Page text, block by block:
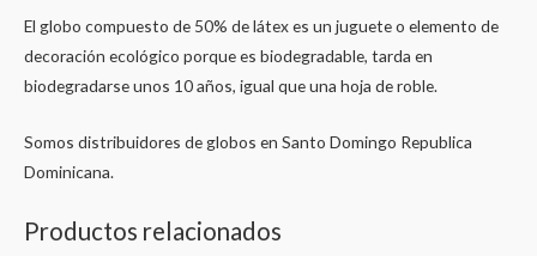
El globo compuesto de 50% de látex es un juguete o elemento de
decoración ecológico porque es biodegradable, tarda en
biodegradarse unos 10 años, igual que una hoja de roble.
Somos distribuidores de globos en Santo Domingo Republica
Dominicana.
Productos relacionados